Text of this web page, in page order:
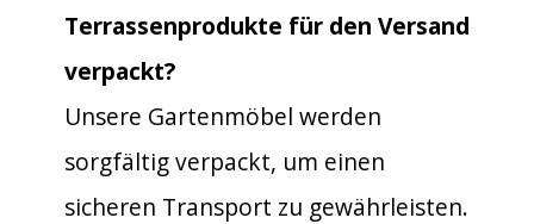
Terrassenprodukte für den Versand
verpackt?
Unsere Gartenmöbel werden
sorgfältig verpackt, um einen
sicheren Transport zu gewährleisten.